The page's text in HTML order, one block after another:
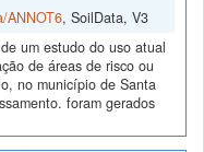
ANNOT6, SoilData, V3
um estudo do uso atual
de áreas de risco ou
no município de Santa
foram gerados